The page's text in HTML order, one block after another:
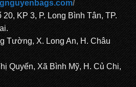
/
20, KP 3, P. Long Bình Tân, TP.
Tường, X. Long An, H. Châu
Quyến, Xã Bình Mỹ, H. Củ Chi,